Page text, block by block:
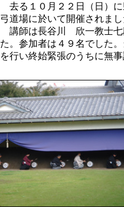
去る１０月２２日（日）
弓道場に於いて開催されま
講師は長谷川 欣一教士七
た。参加者は４９名でした
を行い終始緊張のうちに無